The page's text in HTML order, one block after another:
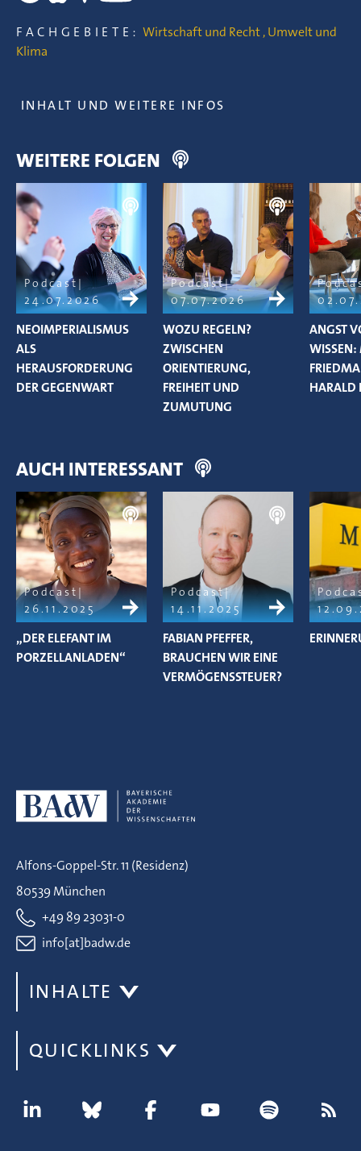
FACHGEBIETE: Wirtschaft und Recht,Umwelt und
Klima
INHALT UND WEITERE INFOS
WEITERE FOLGEN
Podcast
24.07.2026
NEOIMPERIALISMUS
ALS
HERAUSFORDERUNG
DER GEGENWART
Podcast
07.07.2026
WOZU REGELN?
ZWISCHEN
ORIENTIERUNG,
FREIHEIT UND
ZUMUTUNG
ANGST
WISSEN:
HARALD
AUCH INTERESSANT
Podcast
26.11.2025
„DER ELEFANT IM
PORZELLANLADEN“
Podcast
14.11.2025
FABIAN PFEFFER,
BRAUCHEN WIR EINE
VERMÖGENSSTEUER?
Alfons-Goppel-Str. 11 (Residenz)
80539 München
+49 89 23031-0
info[at]badw.de
INHALTE
QUICKLINKS